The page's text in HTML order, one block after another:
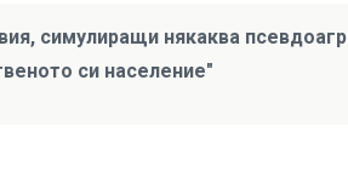
симулиращи някаква
си население"